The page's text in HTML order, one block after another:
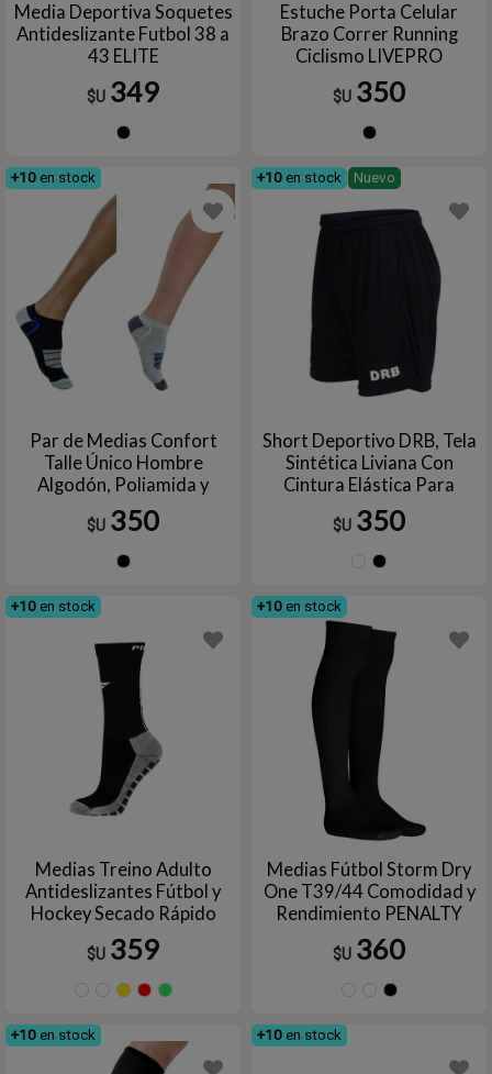
Media Deportiva Soquetes
Antideslizante Futbol 38 a
43 ELITE
$U 349
Estuche Porta Celular
Brazo Correr Running
Ciclismo LIVEPRO
$U 350
+10 en stock
Par de Medias Confort
Talle Único Hombre
Algodón, Poliamida y
Elastano ELITE
$U 350
+10 en stock Nuevo
Short Deportivo DRB, Tela
Sintética Liviana Con
Cintura Elástica Para
Fútbol y Entrenamiento
$U 350
+10 en stock
Medias Treino Adulto
Antideslizantes Fútbol y
Hockey Secado Rápido
PENALTY
$U 359
AZUL
+10 en stock
Medias Fútbol Storm Dry
One T39/44 Comodidad y
Rendimiento PENALTY
$U 360
+10 en stock +10 en stock